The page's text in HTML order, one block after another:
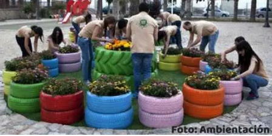
actividades de acceso libre